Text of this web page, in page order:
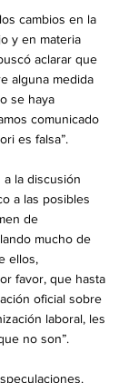
cambios en la
y en materia
aclarar que
alguna medida
se haya
comunicado
es falsa”.
la discusión
a las posibles
de
mucho de
ellos,
favor, que hasta
oficial sobre
laboral, les
no son”.